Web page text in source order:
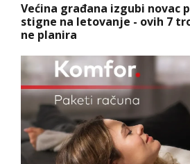
Većina građana izgubi novac
stigne na letovanje - ovih 7
ne planira